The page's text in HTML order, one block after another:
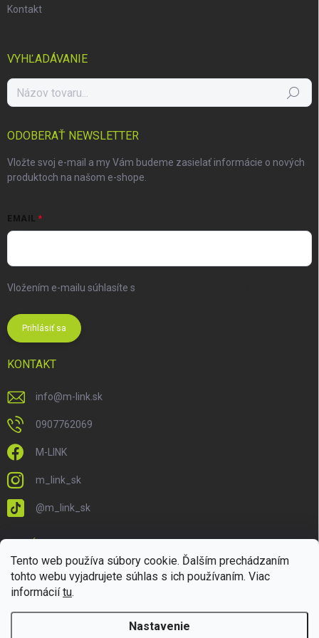
Tento web používa súbory cookie. Ďalším prechádzaním
tohto webu vyjadrujete súhlas s ich používaním. Viac
informáciítu.
Nastavenie
Kontakt
VYHĽADÁVANIE
Hľadať
ODOBERAŤ NEWSLETTER
Vložte svoj e-mail a my Vám budeme zasielať informácie o nových
produktoch na našom e-shope.
EMAIL
Vložením e-mailu súhlasíte s
Prihlásiť sa
KONTAKT
info@m-link.sk
0907762069
M-LINK
m_link_sk
@m_link_sk